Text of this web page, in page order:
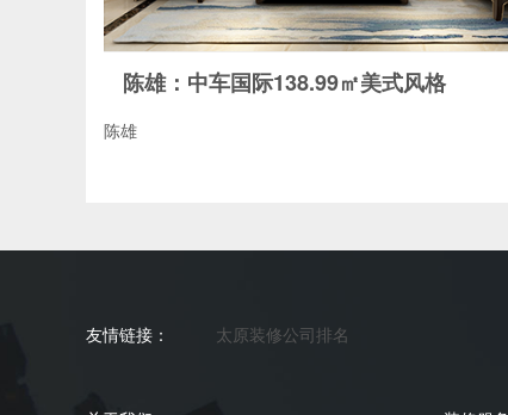
陈雄：中车国际138.99㎡美式风格
陈雄
友情链接： 太原装修公司排名